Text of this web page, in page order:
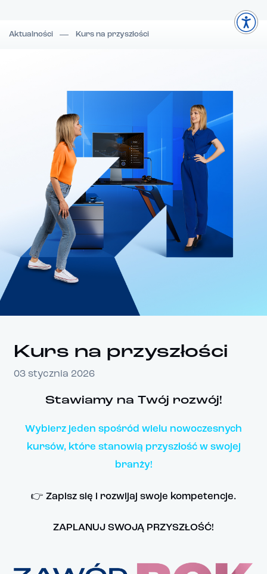
Aktualności Kurs na przyszłości
Kurs na przyszłości
03 stycznia 2026
Stawiamy na Twój rozwój!
Wybierz jeden spośród wielu nowoczesnych
kursów, które stanowią przyszłość w swojej
branży!
👉 Zapisz się i rozwijaj swoje kompetencje.
ZAPLANUJ SWOJĄ PRZYSZŁOŚĆ!